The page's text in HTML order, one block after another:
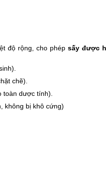
độ rộng, cho phép sấy được
chẽ).
toàn dược tính).
không bị khô cứng)